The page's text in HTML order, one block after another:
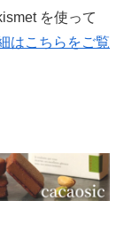
を使って
はこちらをご覧